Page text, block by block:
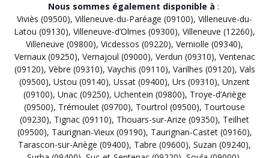
Nous sommes également disponible à :
Viviès (09500), Villeneuve-du-Paréage (09100), Villeneuve-du-
Latou (09130), Villeneuve-d’Olmes (09300), Villeneuve (12260),
Villeneuve (09800), Vicdessos (09220), Verniolle (09340),
Vernaux (09250), Vernajoul (09000), Verdun (09310), Ventenac
(09120), Vèbre (09310), Vaychis (09110), Varilhes (09120), Vals
(09500), Ustou (09140), Ussat (09400), Urs (09310), Unzent
(09100), Unac (09250), Uchentein (09800), Troye-d’Ariège
(09500), Trémoulet (09700), Tourtrol (09500), Tourtouse
(09230), Tignac (09110), Thouars-sur-Arize (09350), Teilhet
(09500), Taurignan-Vieux (09190), Taurignan-Castet (09160),
Tarascon-sur-Ariège (09400), Tabre (09600), Suzan (09240),